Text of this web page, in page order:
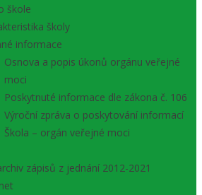
škole
školy
informace
Osnova a popis úkonů orgánu veřejné
moci
Poskytnuté informace dle zákona č. 106
Výroční zpráva o poskytování informací
Škola – orgán veřejné moci
zápisů z jednání 2012-2021